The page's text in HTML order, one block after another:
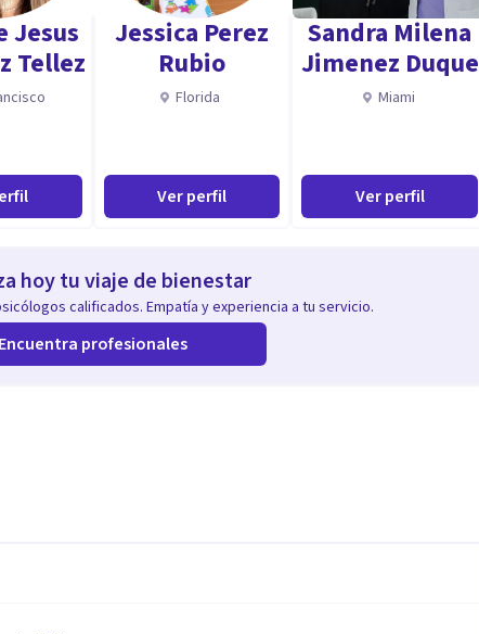
personales.
o en momentos de cambio vital.
y eficaces que te ayuden a recuperar el equilibrio, sentirte
juntos‼️
Jesus
Tellez
Jessica Perez
Rubio
Florida
Ver perfil
Sandra Milena
Jimenez Duque
Miami
Ver perfil
hoy tu viaje de bienestar
calificados. Empatía y experiencia a tu servicio.
Encuentra profesionales